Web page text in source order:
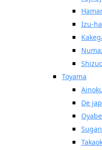
Izu-
Toyama
De
Oyabe